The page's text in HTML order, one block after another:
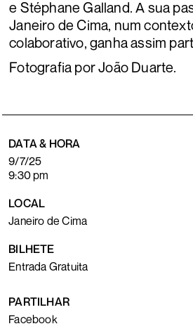
DATA & HORA
9/7/25
9:30 pm
LOCAL
Janeiro de Cima
BILHETE
Entrada Gratuita
PARTILHAR
Facebook
e Stéphane Galland. A sua
Janeiro de Cima, num
colaborativo, ganha assim
Fotografia por João Duarte.